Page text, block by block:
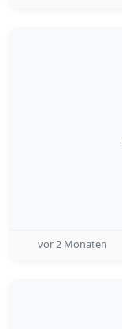
vor 2 Monaten